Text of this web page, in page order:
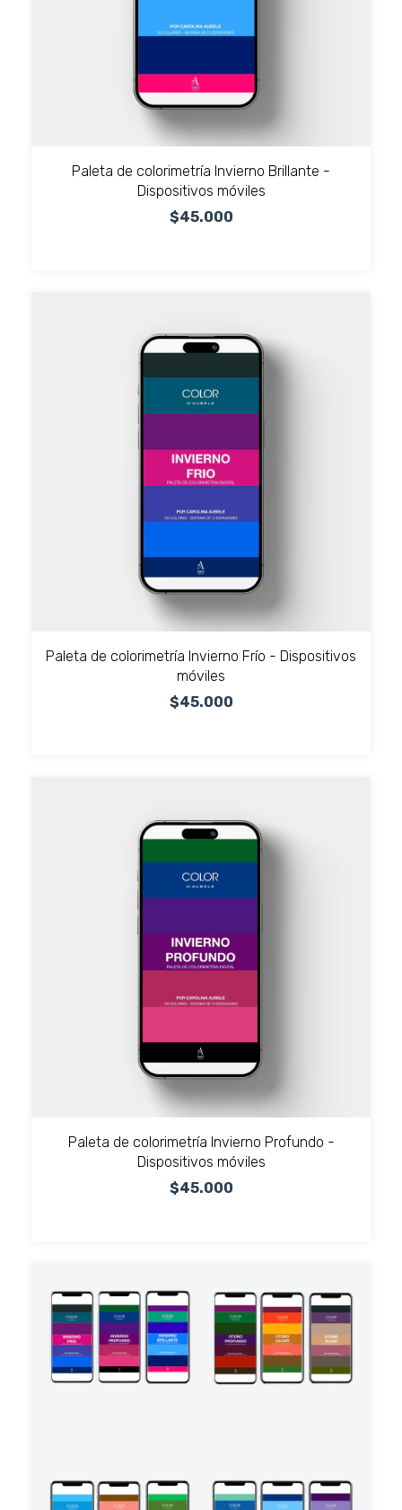
Paleta de colorimetría Invierno Brillante -
Dispositivos móviles
$45.000
Paleta de colorimetría Invierno Frío - Dispositivos
móviles
$45.000
Paleta de colorimetría Invierno Profundo -
Dispositivos móviles
$45.000